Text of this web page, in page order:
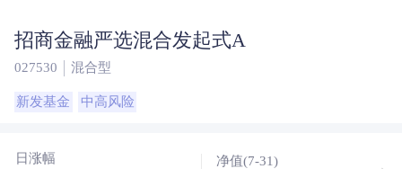
招商金融严选混合发起式A
027530 混合型
新发基金 中高风险
日涨幅 净值(7-31)